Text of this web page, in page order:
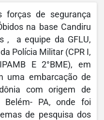
forças de segurança
na base Candiru
, a equipe da GFLU,
Polícia Militar (CPR I,
E 2°BME), em
uma embarcação de
com origem de
Belém- PA, onde foi
de pesquisa dos